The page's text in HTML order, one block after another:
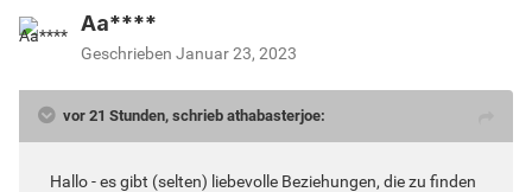
Bisexullen hier passt die "Loch ist Loch Mentalität"
Das erlebe ich hier und auf anderen Seiten immer wieder.
Das ist wie mit den Trophähen. Je mehr man hat, umso
besser.
Bei den Schwulen ist eher der ganze Mensch im
Vordergrund und eher richtung Beziehung und Co, wo
Aa****
Geschrieben Januar 23, 2023
vor 21 Stunden, schrieb athabasterjoe:
Hallo - es gibt (selten) liebevolle Beziehungen, die zu finden